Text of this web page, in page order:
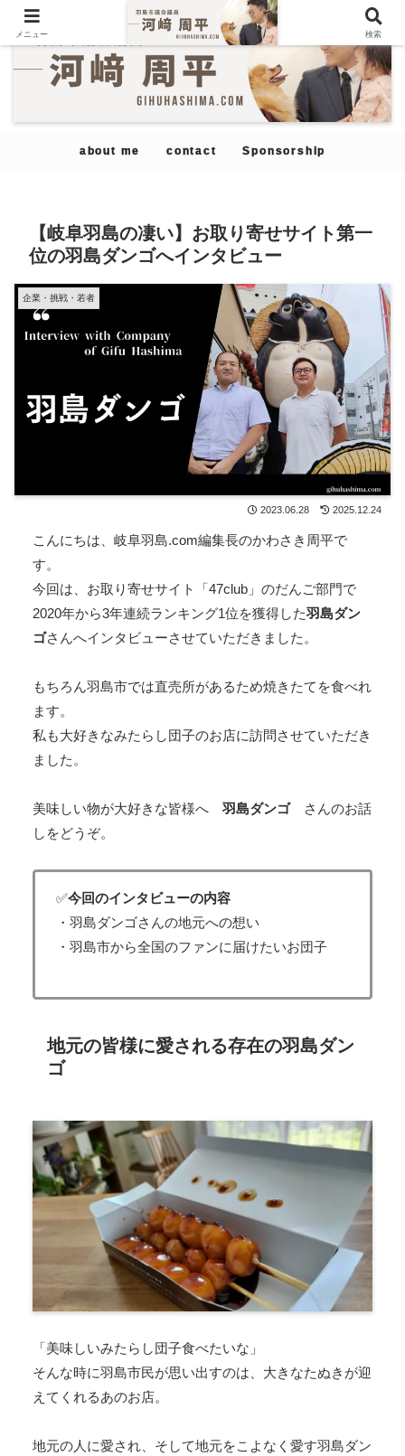
about me contact Sponsorship
【岐阜羽島の凄い】お取り寄せサイト第一
位の羽島ダンゴへインタビュー
企業・挑戦・若者
2023.06.28 2025.12.24
こんにちは、岐阜羽島.com編集長のかわさき周平で
す。
今回は、お取り寄せサイト「47club」のだんご部門で
2020年から3年連続ランキング1位を獲得した羽島ダン
ゴさんへインタビューさせていただきました。
もちろん羽島市では直売所があるため焼きたてを食べれ
ます。
私も大好きなみたらし団子のお店に訪問させていただき
ました。
美味しい物が大好きな皆様へ 羽島ダンゴさんのお話
しをどうぞ。
✅今回のインタビューの内容
・羽島ダンゴさんの地元への想い
・羽島市から全国のファンに届けたいお団子
地元の皆様に愛される存在の羽島ダン
ゴ
「美味しいみたらし団子食べたいな」
そんな時に羽島市民が思い出すのは、大きなたぬきが迎
えてくれるあのお店。
地元の人に愛され、そして地元をこよなく愛す羽島ダン
メニュー 検索